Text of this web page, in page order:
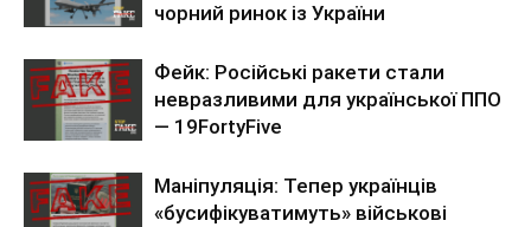
чорний ринок із України
Фейк: Російські ракети стали
невразливими для української ППО
— 19FortyFive
Маніпуляція: Тепер українців
«бусифікуватимуть» військові